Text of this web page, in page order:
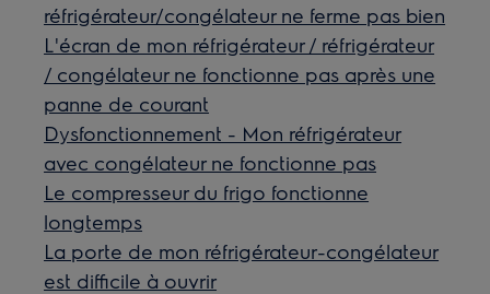
réfrigérateur/congélateur ne ferme pas bien
L'écran de mon réfrigérateur / réfrigérateur
/ congélateur ne fonctionne pas après une
panne de courant
Dysfonctionnement - Mon réfrigérateur
avec congélateur ne fonctionne pas
Le compresseur du frigo fonctionne
longtemps
La porte de mon réfrigérateur-congélateur
est difficile à ouvrir